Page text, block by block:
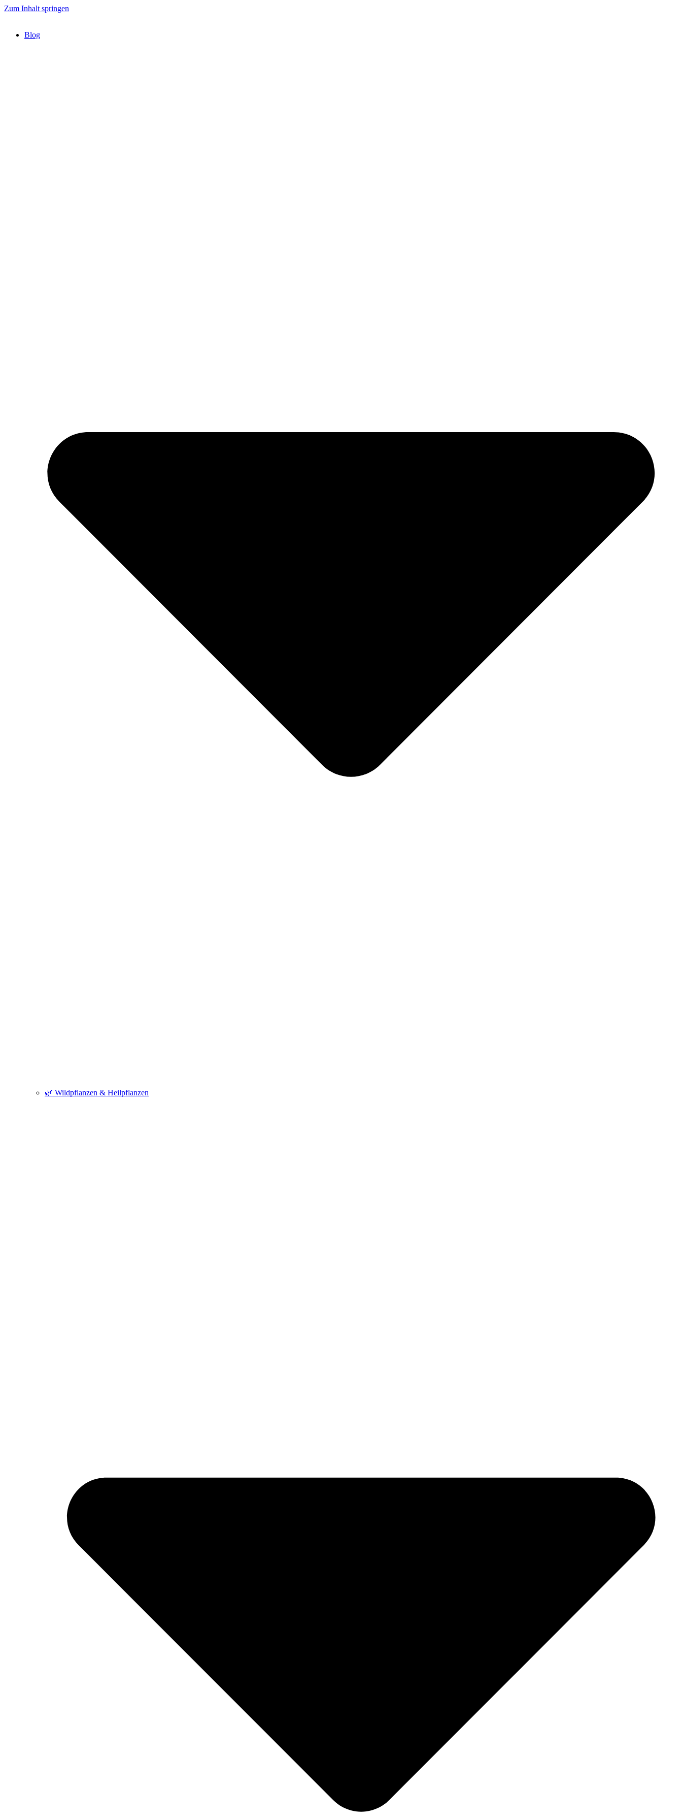
Zum Inhalt springen
Blog
🌿 Wildpflanzen & Heilpflanzen